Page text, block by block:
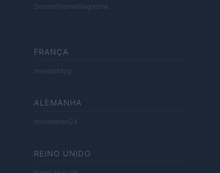
SecondHomeMagazine
FRANÇA
InvestirMag
ALEMANHA
Investieren24
REINO UNIDO